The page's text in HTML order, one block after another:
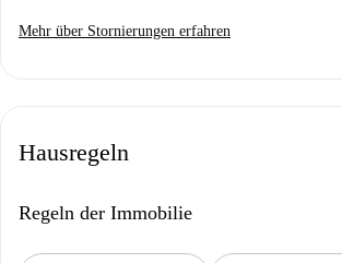
Mehr über Stornierungen erfahren
Hausregeln
Regeln der Immobilie